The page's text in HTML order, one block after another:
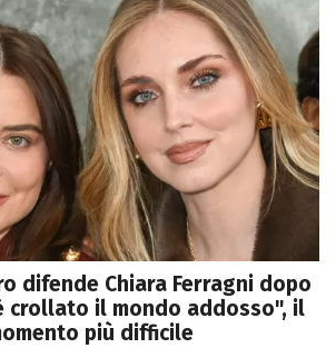
difende Chiara Ferragni dopo
crollato il mondo addosso", il
più difficile